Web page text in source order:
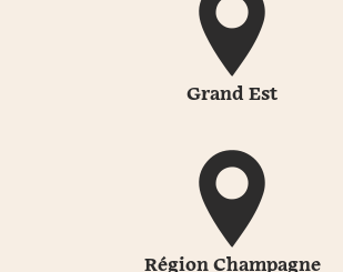
Grand Est
Région Champagne